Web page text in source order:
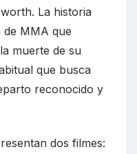
La historia
MMA que
muerte de su
que busca
reconocido y
dos filmes: